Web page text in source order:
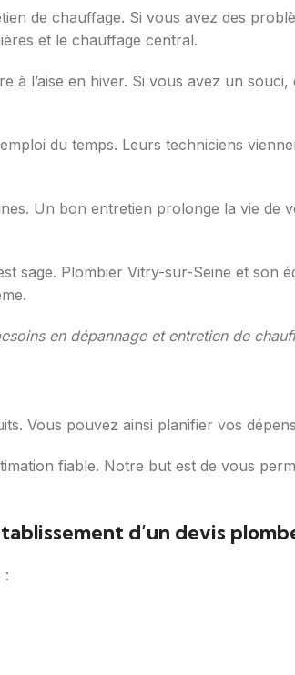
de chauffage. Si vous avez des
et le chauffage central.
l’aise en hiver. Si vous avez un
du temps. Leurs techniciens
Un bon entretien prolonge la vie de
sage. Plombier Vitry-sur-Seine et son
en dépannage et entretien de
Vous pouvez ainsi planifier vos
fiable. Notre but est de vous
d’un devis
: